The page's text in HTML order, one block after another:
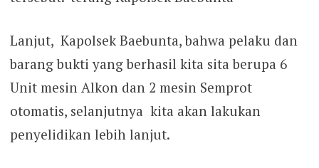
Lanjut, Kapolsek Baebunta, bahwa pelaku dan
barang bukti yang berhasil kita sita berupa 6
Unit mesin Alkon dan 2 mesin Semprot
otomatis, selanjutnya kita akan lakukan
penyelidikan lebih lanjut.